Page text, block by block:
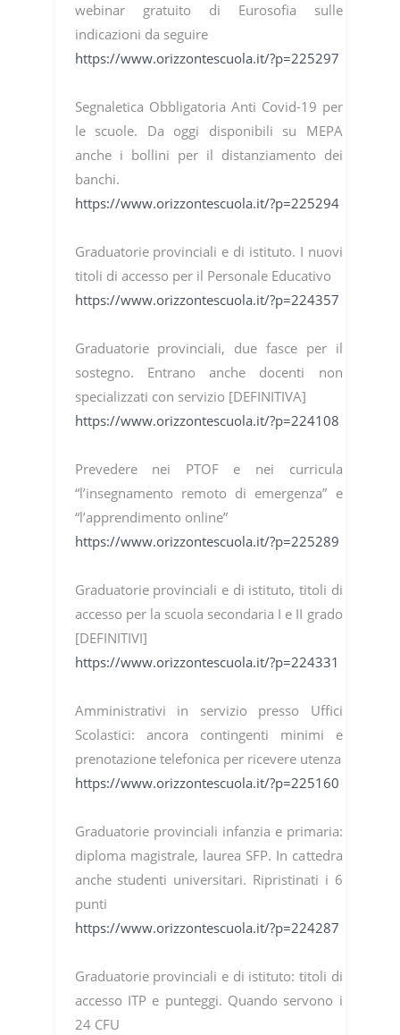
webinar gratuito di Eurosofia sulle
indicazioni da seguire
https://www.orizzontescuola.it/?p=225297
Segnaletica Obbligatoria Anti Covid-19 per
le scuole. Da oggi disponibili su MEPA
anche i bollini per il distanziamento dei
banchi.
https://www.orizzontescuola.it/?p=225294
Graduatorie provinciali e di istituto. I nuovi
titoli di accesso per il Personale Educativo
https://www.orizzontescuola.it/?p=224357
Graduatorie provinciali, due fasce per il
sostegno. Entrano anche docenti non
specializzati con servizio [DEFINITIVA]
https://www.orizzontescuola.it/?p=224108
Prevedere nei PTOF e nei curricula
“l’insegnamento remoto di emergenza” e
“l’apprendimento online”
https://www.orizzontescuola.it/?p=225289
Graduatorie provinciali e di istituto, titoli di
accesso per la scuola secondaria I e II grado
[DEFINITIVI]
https://www.orizzontescuola.it/?p=224331
Amministrativi in servizio presso Uffici
Scolastici: ancora contingenti minimi e
prenotazione telefonica per ricevere utenza
https://www.orizzontescuola.it/?p=225160
Graduatorie provinciali infanzia e primaria:
diploma magistrale, laurea SFP. In cattedra
anche studenti universitari. Ripristinati i 6
punti
https://www.orizzontescuola.it/?p=224287
Graduatorie provinciali e di istituto: titoli di
accesso ITP e punteggi. Quando servono i
24 CFU